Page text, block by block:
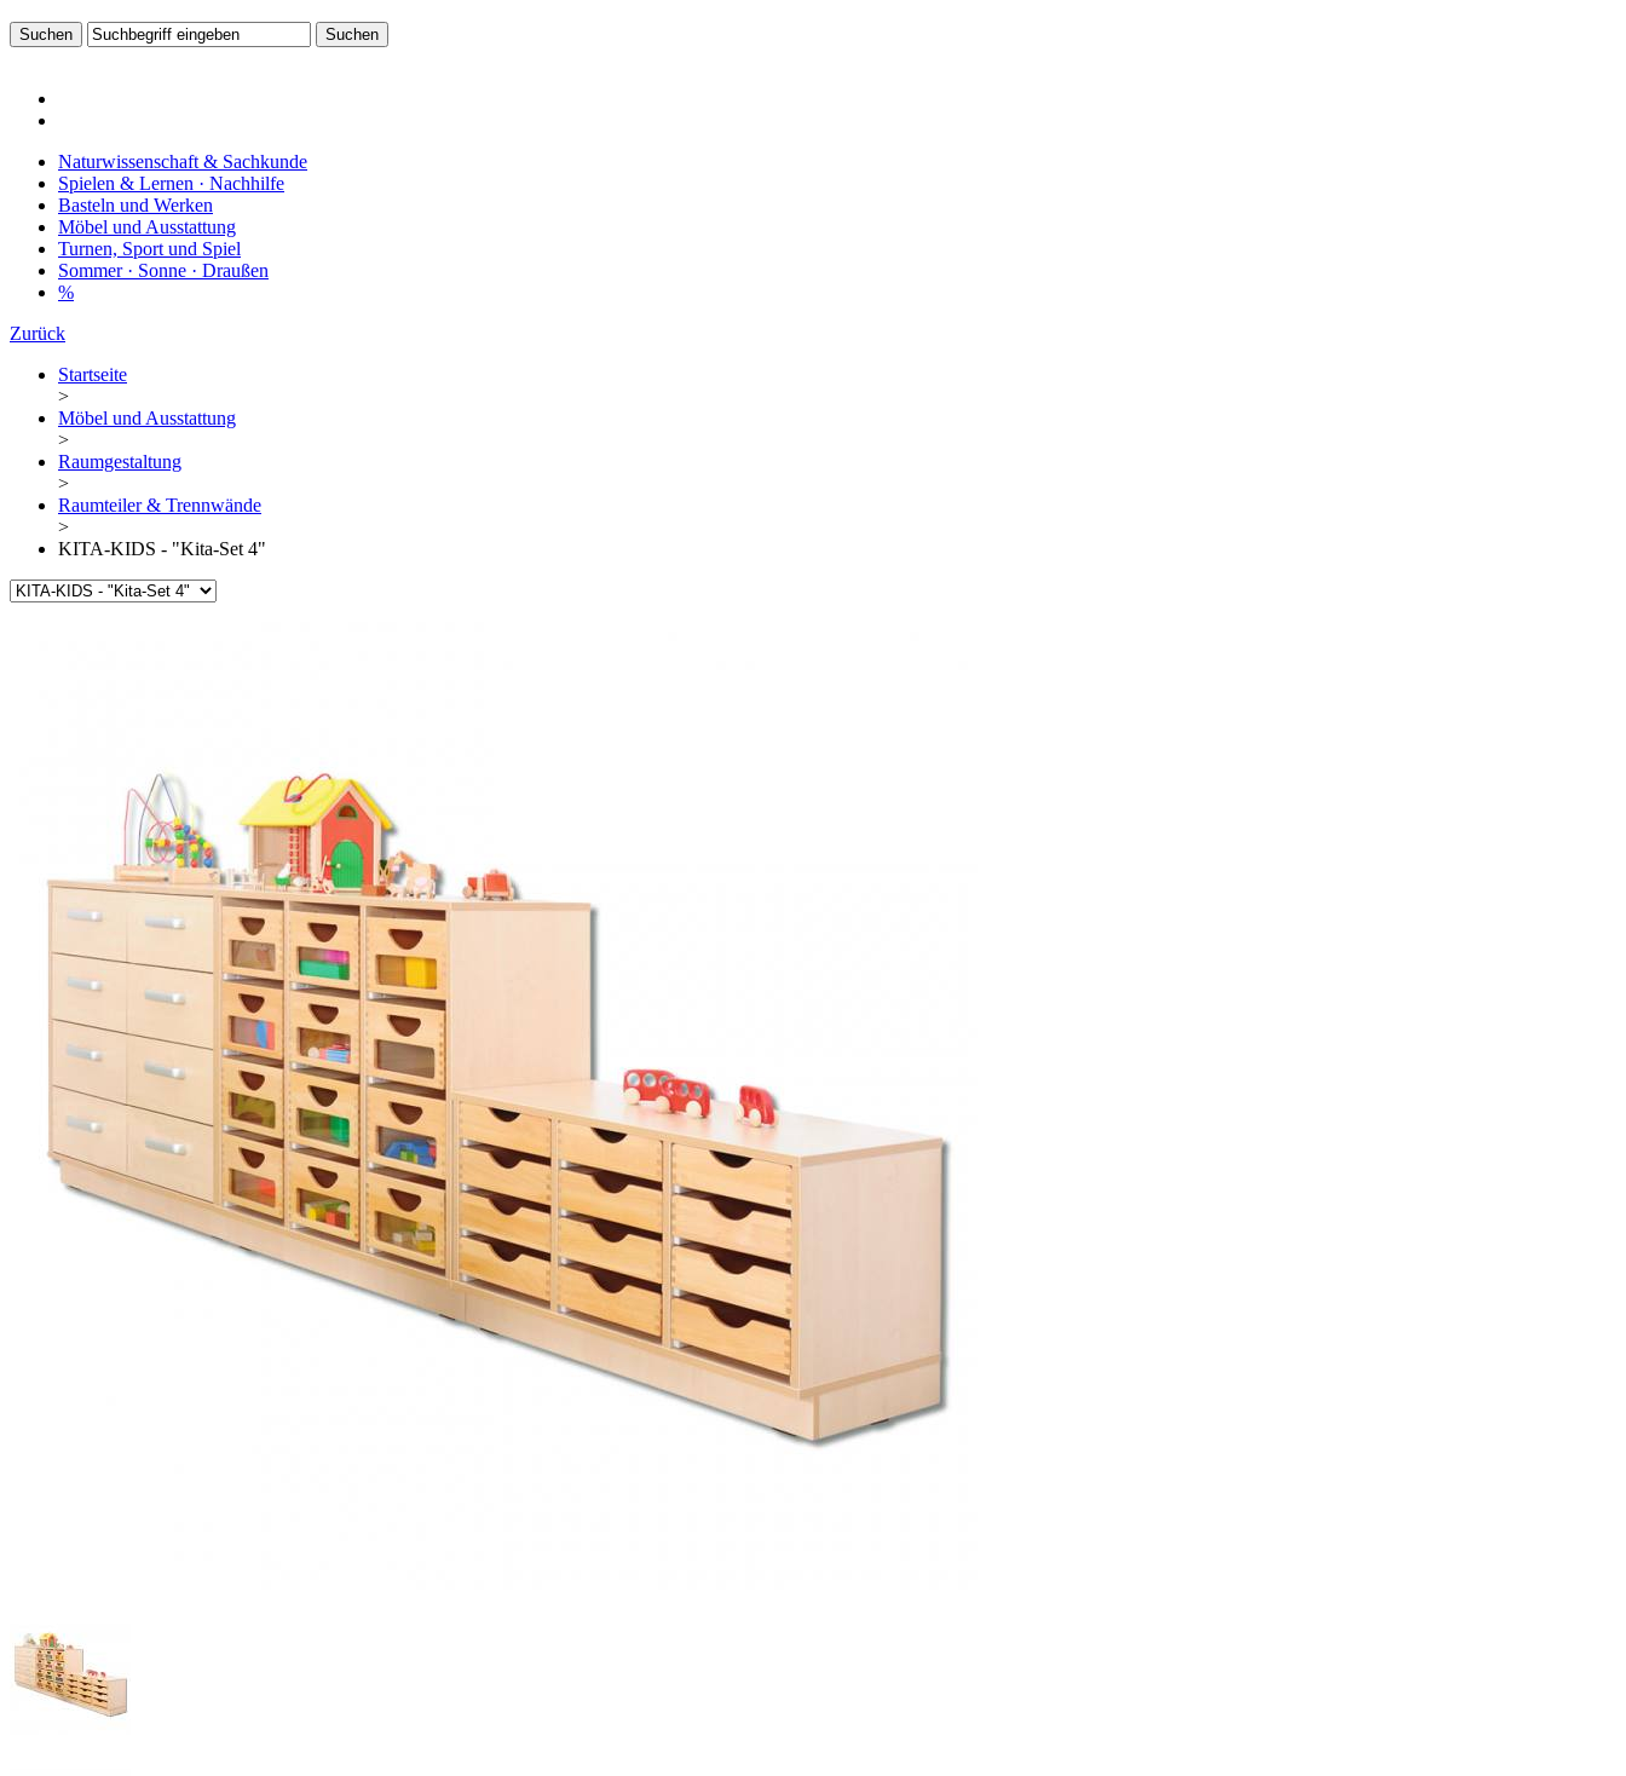
Naturwissenschaft & Sachkunde
Spielen & Lernen · Nachhilfe
Basteln und Werken
Möbel und Ausstattung
Turnen, Sport und Spiel
Sommer · Sonne · Draußen
%
Zurück
Startseite
>
Möbel und Ausstattung
>
Raumgestaltung
>
Raumteiler & Trennwände
>
KITA-KIDS - "Kita-Set 4"